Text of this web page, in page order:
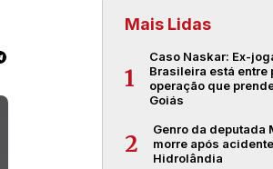
Mais Lidas
1
Caso Naskar: Ex-
Brasileira está entre
operação que
Goiás
2
Genro da deputada
morre após
Hidrolândia